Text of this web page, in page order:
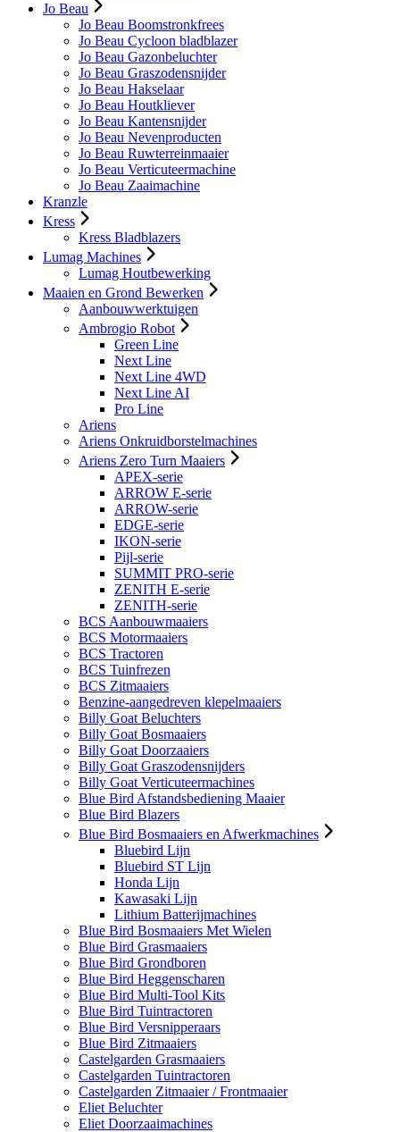
Jo Beau
Jo Beau Boomstronkfrees
Jo Beau Cycloon bladblazer
Jo Beau Gazonbeluchter
Jo Beau Graszodensnijder
Jo Beau Hakselaar
Jo Beau Houtkliever
Jo Beau Kantensnijder
Jo Beau Nevenproducten
Jo Beau Ruwterreinmaaier
Jo Beau Verticuteermachine
Jo Beau Zaaimachine
Kranzle
Kress
Kress Bladblazers
Lumag Machines
Lumag Houtbewerking
Maaien en Grond Bewerken
Aanbouwwerktuigen
Ambrogio Robot
Green Line
Next Line
Next Line 4WD
Next Line AI
Pro Line
Ariens
Ariens Onkruidborstelmachines
Ariens Zero Turn Maaiers
APEX-serie
ARROW E-serie
ARROW-serie
EDGE-serie
IKON-serie
Pijl-serie
SUMMIT PRO-serie
ZENITH E-serie
ZENITH-serie
BCS Aanbouwmaaiers
BCS Motormaaiers
BCS Tractoren
BCS Tuinfrezen
BCS Zitmaaiers
Benzine-aangedreven klepelmaaiers
Billy Goat Beluchters
Billy Goat Bosmaaiers
Billy Goat Doorzaaiers
Billy Goat Graszodensnijders
Billy Goat Verticuteermachines
Blue Bird Afstandsbediening Maaier
Blue Bird Blazers
Blue Bird Bosmaaiers en Afwerkmachines
Bluebird Lijn
Bluebird ST Lijn
Honda Lijn
Kawasaki Lijn
Lithium Batterijmachines
Blue Bird Bosmaaiers Met Wielen
Blue Bird Grasmaaiers
Blue Bird Grondboren
Blue Bird Heggenscharen
Blue Bird Multi-Tool Kits
Blue Bird Tuintractoren
Blue Bird Versnipperaars
Blue Bird Zitmaaiers
Castelgarden Grasmaaiers
Castelgarden Tuintractoren
Castelgarden Zitmaaier / Frontmaaier
Eliet Beluchter
Eliet Doorzaaimachines